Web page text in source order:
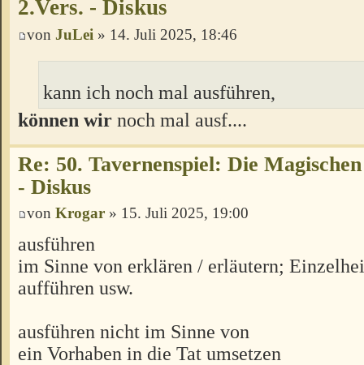
2.Vers. - Diskus
von JuLei » 14. Juli 2025, 18:46
kann ich noch mal ausführen,
können wir noch mal ausf....
Re: 50. Tavernenspiel: Die
- Diskus
von Krogar » 15. Juli 2025, 19:00
ausführen
im Sinne von erklären / erläutern;
aufführen usw.
ausführen nicht im Sinne von
ein Vorhaben in die Tat umsetzen